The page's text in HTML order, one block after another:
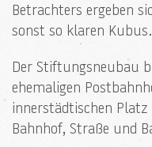
Betrachters ergeben
sonst so klaren Kubus.
Der Stiftungsneubau
ehemaligen
innerstädtischen
Bahnhof, Straße und